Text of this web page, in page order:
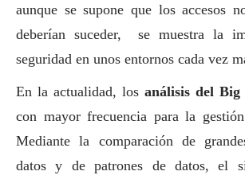
aunque se supone que los accesos
deberían suceder, se muestra la
seguridad en unos entornos cada vez
En la actualidad, los análisis del Big
con mayor frecuencia para la
Mediante la comparación de
datos y de patrones de datos, el